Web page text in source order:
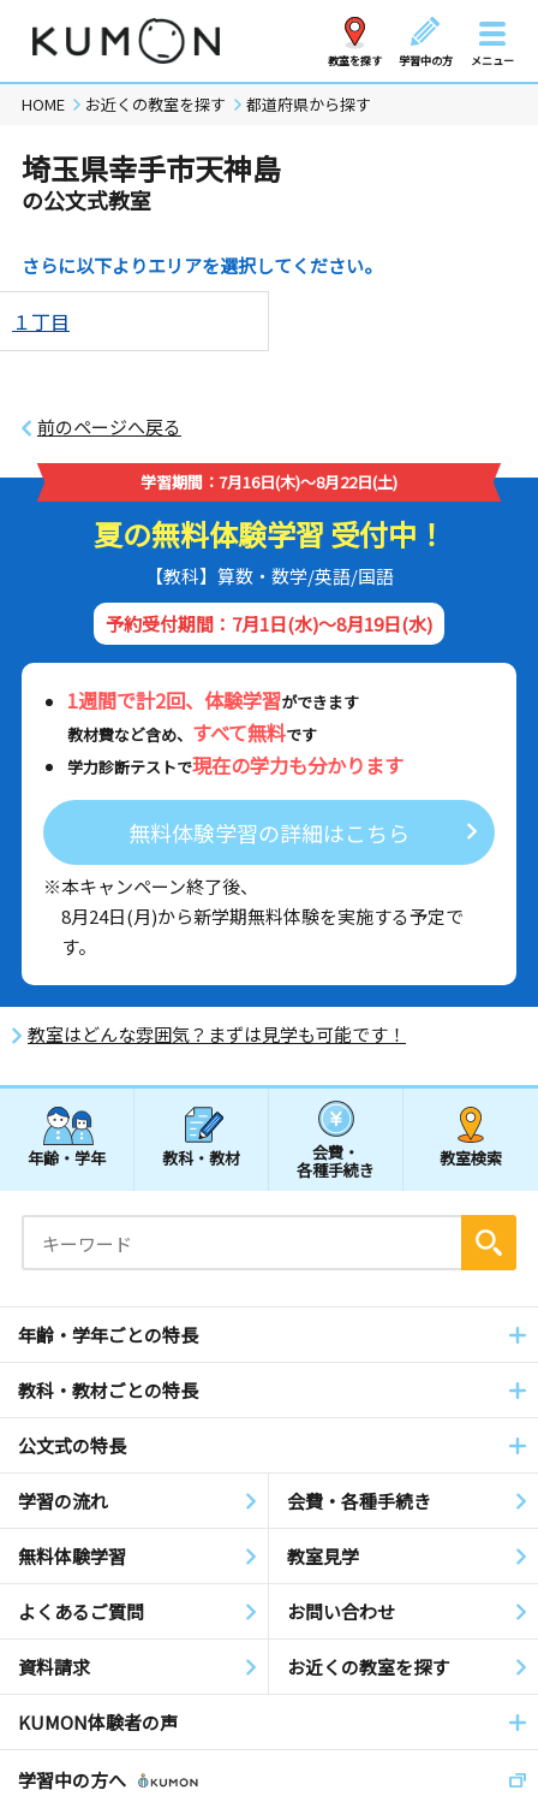
教室を探す 学習中の方 メニュー
HOME お近くの教室を探す 都道府県から探す
埼玉県幸手市天神島
の公文式教室
さらに以下よりエリアを選択してください。
１丁目
前のページへ戻る
学習期間：7月16日(木)～8月22日(土)
夏の無料体験学習 受付中！
【教科】算数・数学/英語/国語
予約受付期間：7月1日(水)～8月19日(水)
1週間で計2回、体験学習ができます
教材費など含め、 すべて無料です
学力診断テストで現在の学力も分かります
無料体験学習の詳細はこちら
※本キャンペーン終了後、
8月24日(月)から新学期無料体験を実施する予定で
す。
教室はどんな雰囲気？まずは見学も可能です！
年齢・学年 教科・教材 会費・
各種手続き
教室検索
年齢・学年ごとの特長
教科・教材ごとの特長
公文式の特長
学習の流れ 会費・各種手続き
無料体験学習 教室見学
よくあるご質問 お問い合わせ
資料請求 お近くの教室を探す
KUMON体験者の声
学習中の方へ